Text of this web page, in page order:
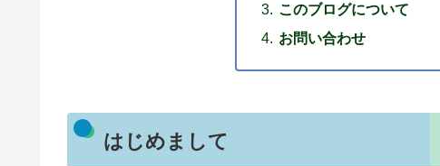
このブログについて
お問い合わせ
はじめまして